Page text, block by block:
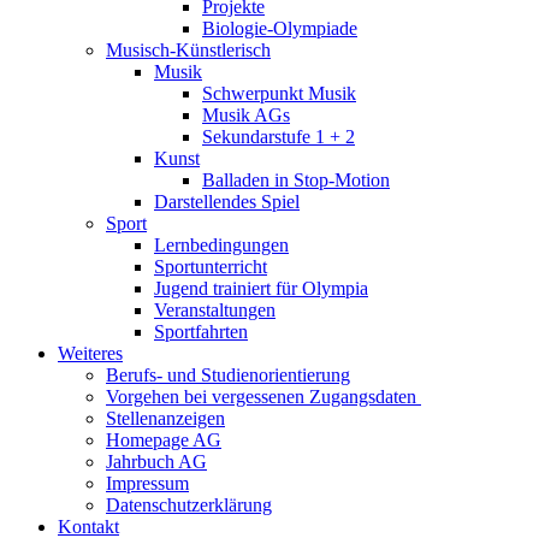
Projekte
Biologie-Olympiade
Musisch-Künstlerisch
Musik
Schwerpunkt Musik
Musik AGs
Sekundarstufe 1 + 2
Kunst
Balladen in Stop-Motion
Darstellendes Spiel
Sport
Lernbedingungen
Sportunterricht
Jugend trainiert für Olympia
Veranstaltungen
Sportfahrten
Weiteres
Berufs- und Studienorientierung
Vorgehen bei vergessenen Zugangsdaten
Stellenanzeigen
Homepage AG
Jahrbuch AG
Impressum
Datenschutzerklärung
Kontakt